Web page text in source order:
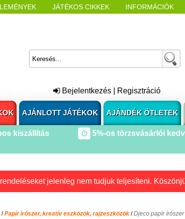
JÁTÉKOS CIKKEK INFORMÁCIÓK
Bejelentkezés Regisztráció
AJÁNLOTT JÁTÉKOK AJÁNDÉK ÖTLETEK
kiszállítás 5%-os törzsvásárlói
jelenleg nem tudjuk teljesíteni.
/Papír írószer, kreatív eszközök, rajzeszközök /Djeco papír írószer